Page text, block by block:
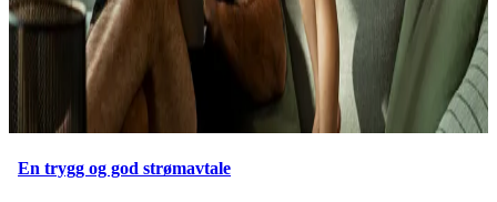
En trygg og god strømavtale